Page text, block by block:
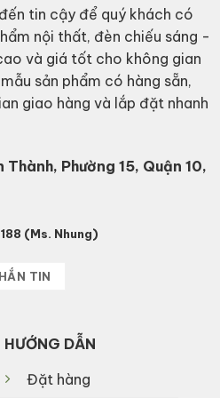
tin cậy để quý khách có
nội thất, đèn chiếu sáng -
và giá tốt cho không gian
sản phẩm có hàng sẵn,
giao hàng và lắp đặt nhanh
Phường 15, Quận 10,
(Ms. Nhung)
TIN
HƯỚNG DẪN
Đặt hàng